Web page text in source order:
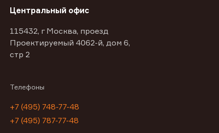
Центральный офис
115432, г Москва, проезд
Проектируемый 4062-й, дом 6,
стр 2
Телефоны
+7 (495) 748-77-48
+7 (495) 787-77-48